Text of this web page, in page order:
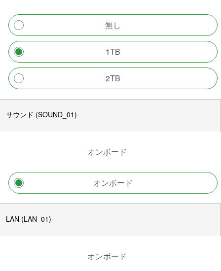
無し
1TB
2TB
サウンド (SOUND_01)
オンボード
オンボード
LAN (LAN_01)
オンボード